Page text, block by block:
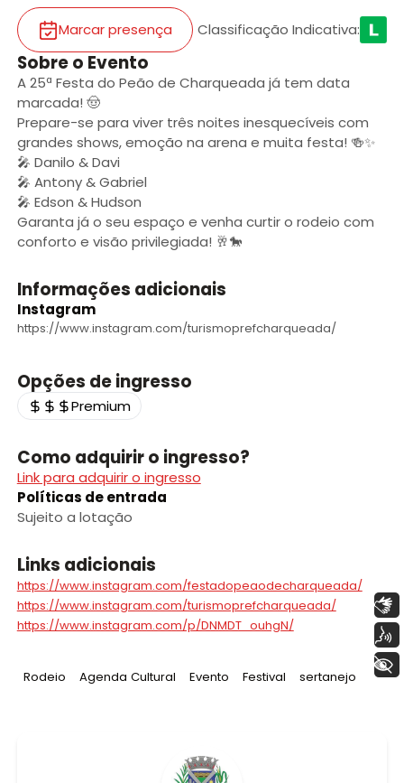
Marcar presença Classificação Indicativa:
Sobre o Evento
A 25ª Festa do Peão de Charqueada já tem data
marcada! 🤠
Prepare-se para viver três noites inesquecíveis com
grandes shows, emoção na arena e muita festa! 🍻✨
🎤 Danilo & Davi
🎤 Antony & Gabriel
🎤 Edson & Hudson
Garanta já o seu espaço e venha curtir o rodeio com
conforto e visão privilegiada! 🥂🐎
Informações adicionais
Instagram
https://www.instagram.com/turismoprefcharqueada/
Opções de ingresso
Premium
Como adquirir o ingresso?
Link para adquirir o ingresso
Políticas de entrada
Sujeito a lotação
Links adicionais
https://www.instagram.com/festadopeaodecharqueada/
https://www.instagram.com/turismoprefcharqueada/
https://www.instagram.com/p/DNMDT_ouhgN/
Tag:
Rodeio Tag:
Agenda Cultural Tag:
Evento Tag:
Festival Tag:
sertanejo
Libras